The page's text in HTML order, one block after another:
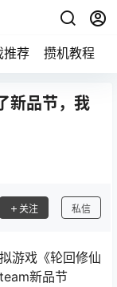
推荐 攒机教程
新品节，我
关注 私信
游戏《轮回修仙
新品节